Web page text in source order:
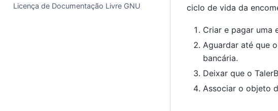
Licença de Documentação Livre GNU
ciclo de vida da
Criar e pagar uma
Aguardar até que
bancária.
Deixar que o
Associar o objeto